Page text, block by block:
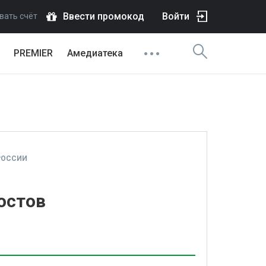
счёт Ввести промокод Войти
PREMIER Амедиатека